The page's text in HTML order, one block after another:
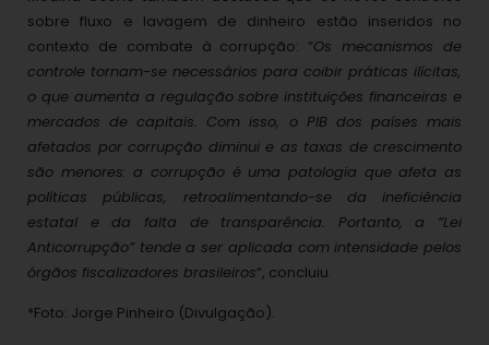
sobre fluxo e lavagem de dinheiro estão inseridos no
contexto de combate à corrupção: “Os mecanismos de
controle tornam-se necessários para coibir práticas ilícitas,
o que aumenta a regulação sobre instituições financeiras e
mercados de capitais. Com isso, o PIB dos países mais
afetados por corrupção diminui e as taxas de crescimento
são menores: a corrupção é uma patologia que afeta as
políticas públicas, retroalimentando-se da ineficiência
estatal e da falta de transparência. Portanto, a “Lei
Anticorrupção” tende a ser aplicada com intensidade pelos
órgãos fiscalizadores brasileiros“, concluiu.
*Foto: Jorge Pinheiro (Divulgação).